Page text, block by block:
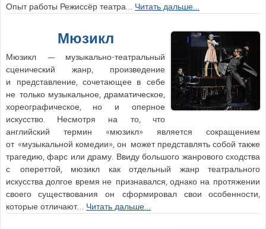
Опыт работы Режиссёр театра… Читать дальше…
Мюзикл
Мюзикл — музыкально-театральный
сценический жанр, произведение
и представление, сочетающее в себе
не только музыкальное, драматическое,
хореографическое, но и оперное
искусство. Несмотря на то, что
английский термин «мюзикл» является сокращением
от «музыкальной комедии», он может представлять собой также
трагедию, фарс или драму. Ввиду большого жанрового сходства
с опереттой, мюзикл как отдельный жанр театрального
искусства долгое время не признавался, однако на протяжении
своего существования он сформировал свои особенности,
которые отличают… Читать дальше…